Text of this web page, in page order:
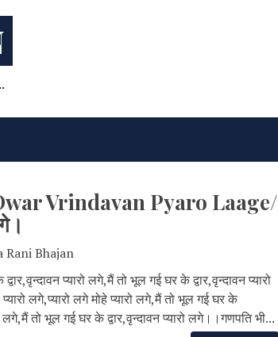
Vrindavan Pyaro Laage/
Rani Bhajan
प्यारो लगे,मैं तो भूल गई घर के द्वार,वृन्दावन प्यारो
लगे,प्यारो लगे मोहे प्यारो लगे,मैं तो भूल गई घर के
लगे,मैं तो भूल गई घर के द्वार,वृन्दावन प्यारो लगे।।गणपति भी...